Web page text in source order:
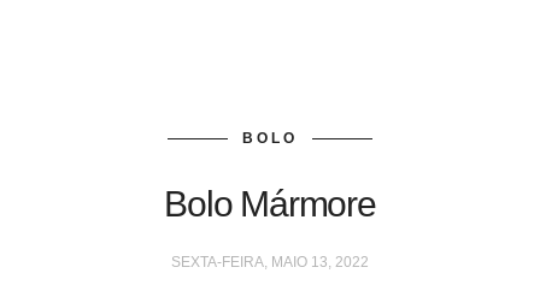
BOLO
Bolo Mármore
SEXTA-FEIRA, MAIO 13, 2022